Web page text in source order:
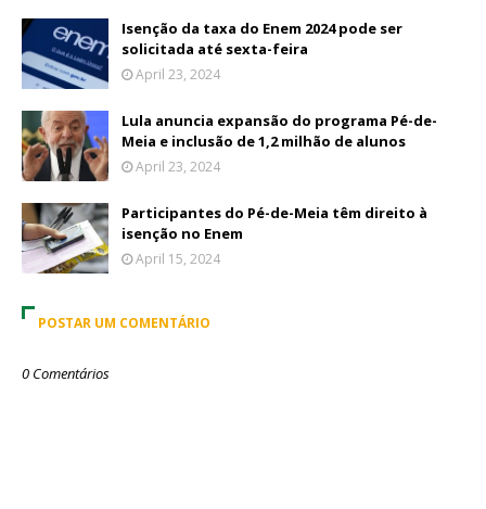
Isenção da taxa do Enem 2024 pode ser
solicitada até sexta-feira
April 23, 2024
Lula anuncia expansão do programa Pé-de-
Meia e inclusão de 1,2 milhão de alunos
April 23, 2024
Participantes do Pé-de-Meia têm direito à
isenção no Enem
April 15, 2024
POSTAR UM COMENTÁRIO
0 Comentários